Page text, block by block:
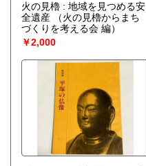
火の見櫓 : 地域を見つめる安
全遺産
（火の見櫓からまち
づくりを考える会 編）
￥2,000